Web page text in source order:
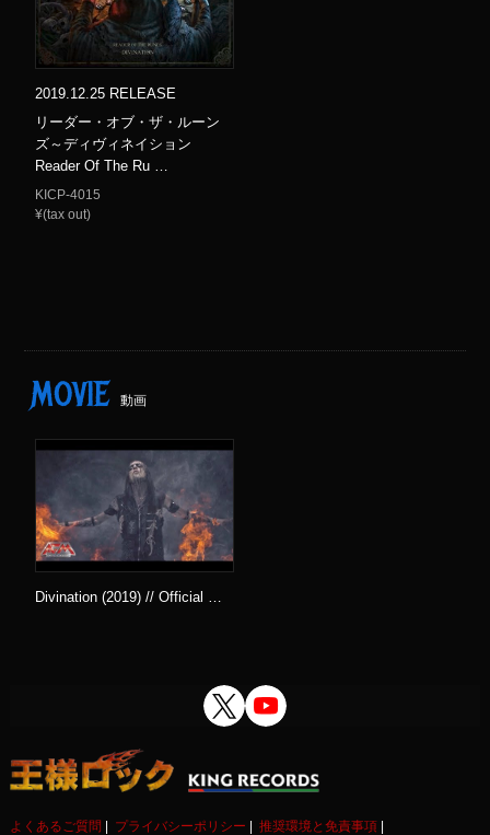
2019.12.25 RELEASE
リーダー・オブ・ザ・ルーン
ズ～ディヴィネイション
Reader Of The Ru …
KICP-4015
¥(tax out)
MOVIE 動画
Divination (2019) // Official …
よくあるご質問 プライバシーポリシー 推奨環境と免責事項